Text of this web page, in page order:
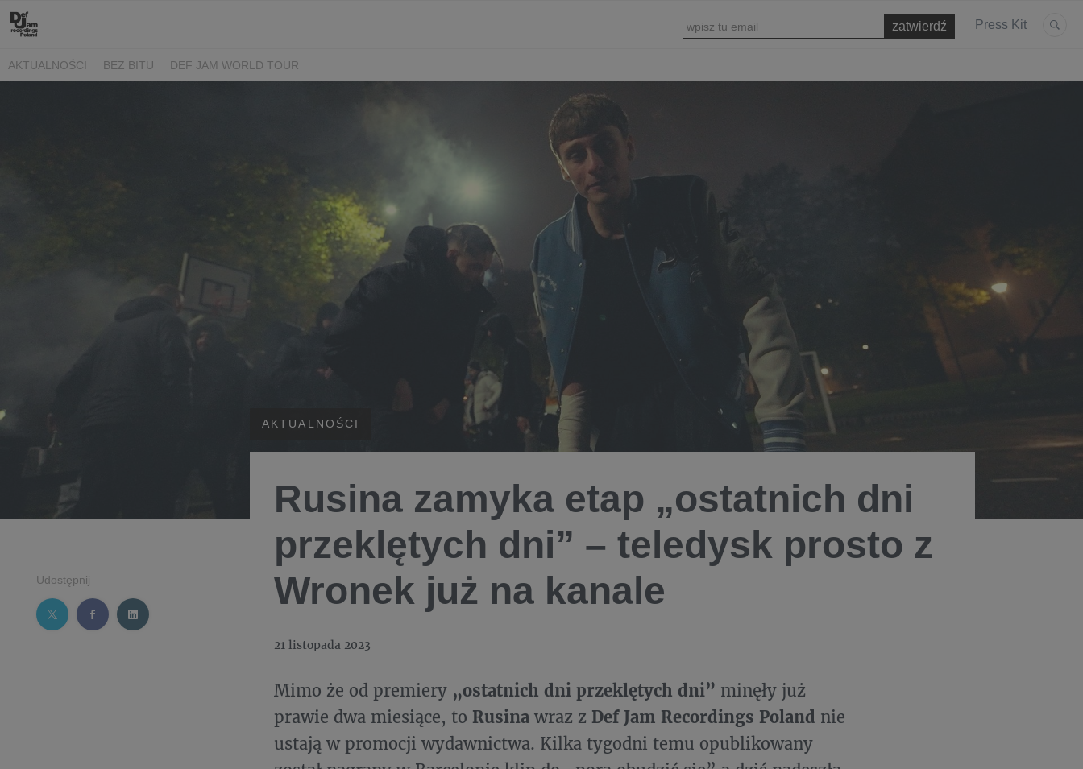
Press Kit
AKTUALNOŚCI BEZ BITU DEF JAM WORLD TOUR
Udostępnij
AKTUALNOŚCI
Rusina zamyka etap „ostatnich dni
przeklętych dni” – teledysk prosto z
Wronek już na kanale
21 listopada 2023
Mimo że od premiery „ostatnich dni przeklętych dni” minęły już
prawie dwa miesiące, to Rusina wraz z Def Jam Recordings Poland nie
ustają w promocji wydawnictwa. Kilka tygodni temu opublikowany